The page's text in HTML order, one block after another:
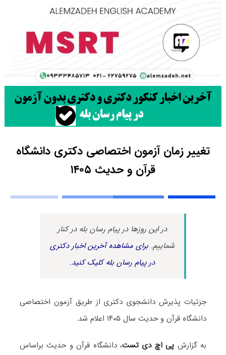
تغییر زمان آزمون اختصاصی دکتری دانشگاه
قرآن و حدیث ۱۴۰۵
در این روزها در پیام رسان بله در کنار
شماییم.برای مشاهده آخرین اخبار دکتری
در پیام رسان بله کلیک کنید.
جزئیات پذیرش دانشجوی دکتری از طریق آزمون اختصاصی
دانشگاه قرآن و حدیث سال ۱۴۰۵ اعلام شد.
به گزارش پی اچ دی تست، دانشگاه قرآن و حدیث براساس